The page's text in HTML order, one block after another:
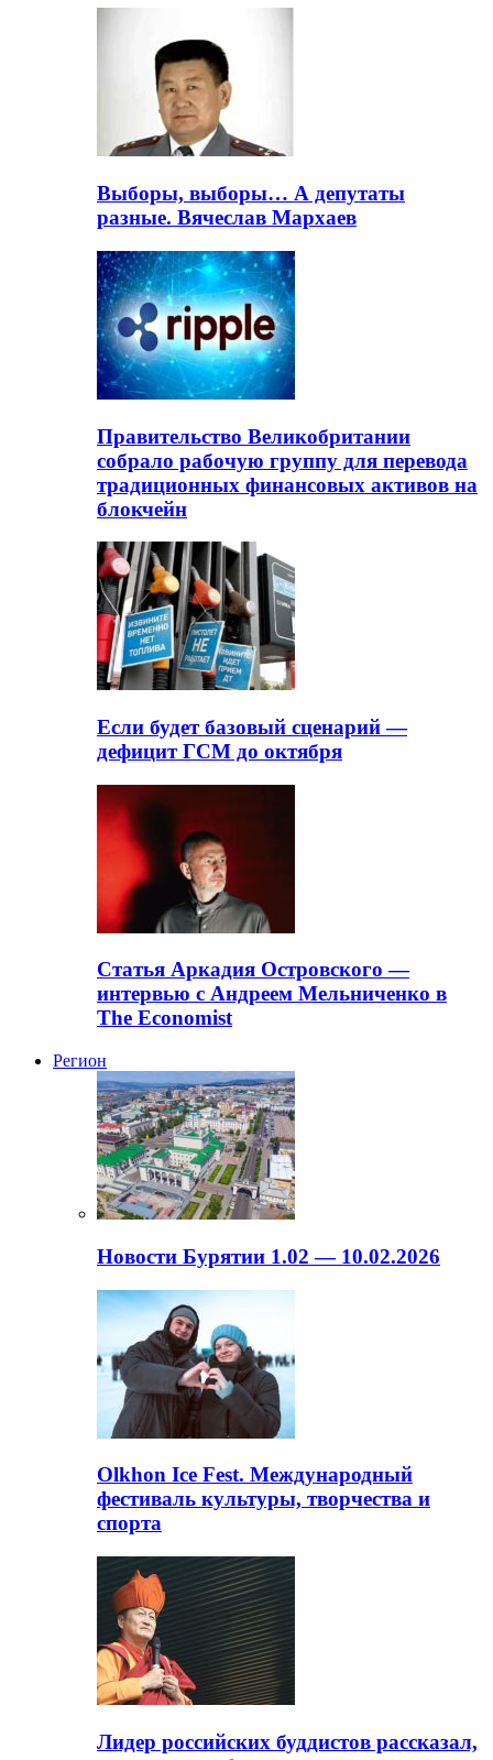
Выборы, выборы… А депутаты
разные. Вячеслав Мархаев
Правительство Великобритании
собрало рабочую группу для перевода
традиционных финансовых активов на
блокчейн
Если будет базовый сценарий —
дефицит ГСМ до октября
Статья Аркадия Островского —
интервью с Андреем Мельниченко в
The Economist
Регион
Новости Бурятии 1.02 — 10.02.2026
Olkhon Ice Fest. Международный
фестиваль культуры, творчества и
спорта
Лидер российских буддистов рассказал,